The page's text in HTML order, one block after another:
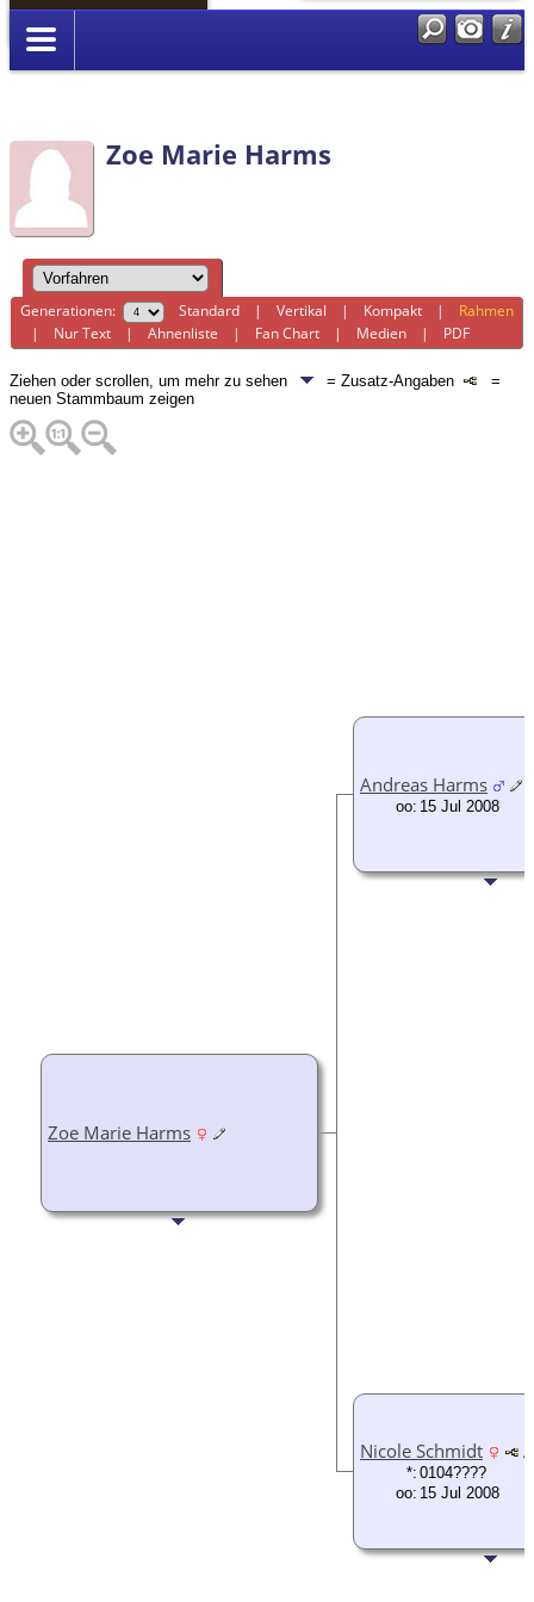
Anmelden
Zoe Marie Harms
Generationen: Standard |Vertikal | Kompakt | Rahmen
| Nur Text |Ahnenliste | Fan Chart | Medien | PDF
Ziehen oder scrollen, um mehr zu sehen = Zusatz-Angaben
=
neuen Stammbaum zeigen
Zoe Marie Harms
Andreas Harms
oo: 15 Jul 2008
Nicole Schmidt
*: 0104????
oo: 15 Jul 2008